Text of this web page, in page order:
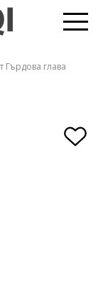
Гърдова глава